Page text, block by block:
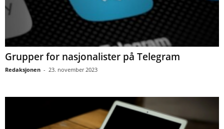
Grupper for nasjonalister på Telegram
Redaksjonen - 23. november 2023